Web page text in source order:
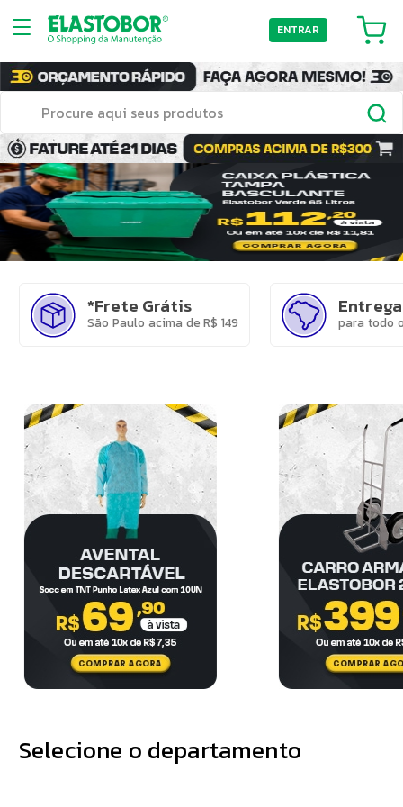
ENTRAR
*Frete Grátis
São Paulo acima de R$ 149 para todo
Selecione o departamento